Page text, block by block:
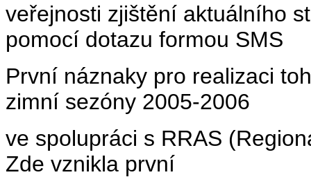
veřejnosti zjištění aktuálního
pomocí dotazu formou SMS
První náznaky pro realizaci
zimní sezóny 2005-2006
ve spolupráci s RRAS
Zde vznikla první